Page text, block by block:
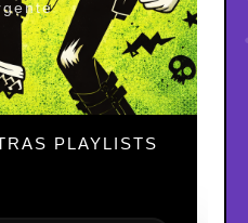
PLAYLISTS